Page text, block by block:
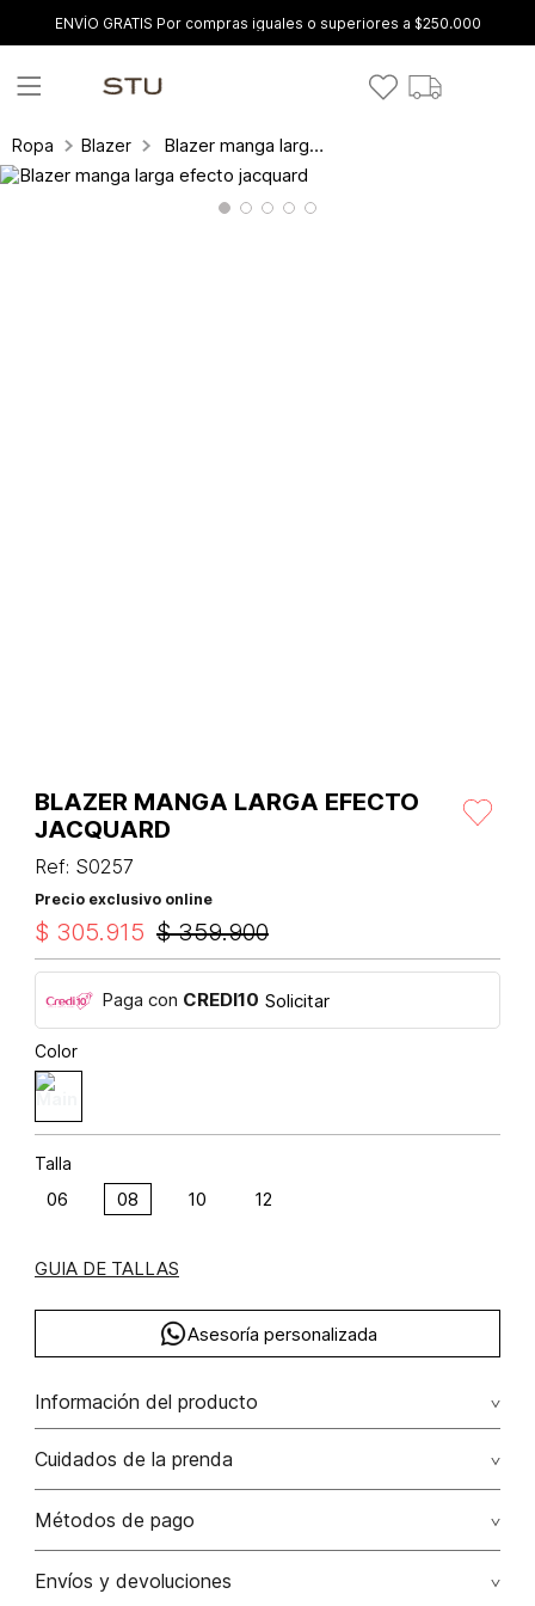
ENVÍO GRATIS Por compras iguales o superiores a $250.000
Ropa Blazer Blazer manga larga efecto jacquard
BLAZER MANGA LARGA EFECTO
JACQUARD
Ref: S0257
Precio exclusivo online
$ 359.900
$ 305.915
Paga con CREDI10 Solicitar
Color
Talla
06 08 10 12
GUIA DE TALLAS
Asesoría personalizada
Información del producto
C47-set jacquard pnp lyocell 88% lino 12% 88.00%
lyocell/lyocell12.00% lino/linen
Cuidados de la prenda
Lavado profesional en seco los tonos oscuros sueltan
No lavar
Métodos de pago
Tarjetas de crédito: Visa, Dinners, Master Card y American
Envíos y devoluciones